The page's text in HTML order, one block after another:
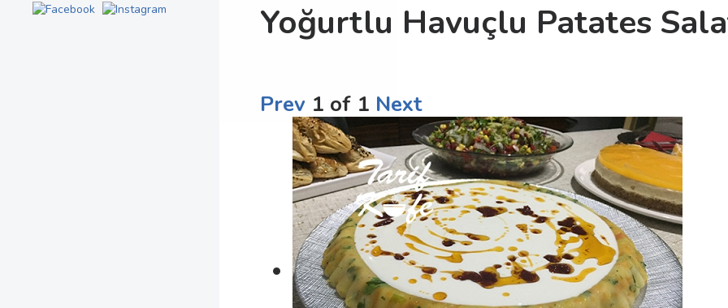
Yoğurtlu Havuçlu Patates
Prev 1 of 1 Next